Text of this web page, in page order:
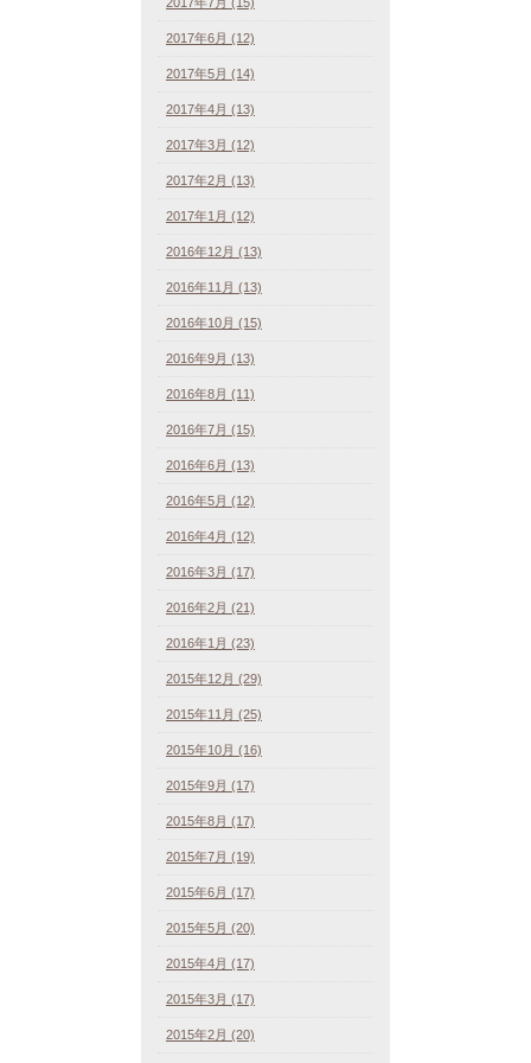
2017年6月 (12)
2017年5月 (14)
2017年4月 (13)
2017年3月 (12)
2017年2月 (13)
2017年1月 (12)
2016年12月 (13)
2016年11月 (13)
2016年10月 (15)
2016年9月 (13)
2016年8月 (11)
2016年7月 (15)
2016年6月 (13)
2016年5月 (12)
2016年4月 (12)
2016年3月 (17)
2016年2月 (21)
2016年1月 (23)
2015年12月 (29)
2015年11月 (25)
2015年10月 (16)
2015年9月 (17)
2015年8月 (17)
2015年7月 (19)
2015年6月 (17)
2015年5月 (20)
2015年4月 (17)
2015年3月 (17)
2015年2月 (20)